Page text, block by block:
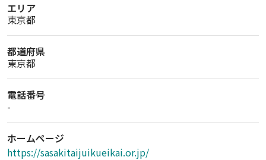
エリア
東京都
都道府県
東京都
電話番号
-
ホームページ
https://sasakitaijuikueikai.or.jp/